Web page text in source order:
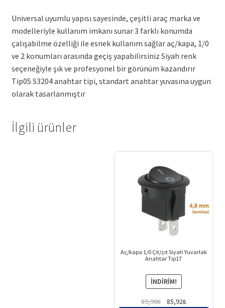
Universal uyumlu yapısı sayesinde, çeşitli araç marka ve
modelleriyle kullanım imkanı sunar 3 farklı konumda
çalışabilme özelliği ile esnek kullanım sağlar aç/kapa, 1/0
ve 2 konumları arasında geçiş yapabilirsiniz Siyah renk
seçeneğiyle şık ve profesyonel bir görünüm kazandırır
Tip05 S3204 anahtar tipi, standart anahtar yuvasına uygun
olarak tasarlanmıştır
İlgili ürünler
Aç/kapa 1/0 Çıt/çıt Siyah Yuvarlak
Anahtar Tip17
İNDIRIM!
89,90₺
Orijinal
85,92₺Şu